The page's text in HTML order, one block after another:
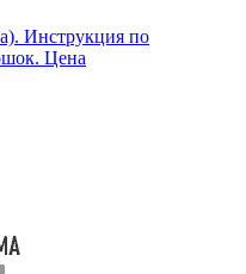
Инструкция по
Цена